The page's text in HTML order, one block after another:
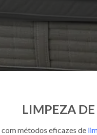
LIMPEZA
com métodos eficazes de